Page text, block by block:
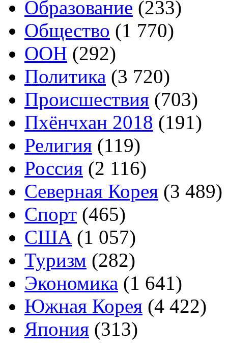
Образование (233)
Общество (1 770)
ООН (292)
Политика (3 720)
Происшествия (703)
Пхёнчхан 2018 (191)
Религия (119)
Россия (2 116)
Северная Корея (3 489)
Спорт (465)
США (1 057)
Туризм (282)
Экономика (1 641)
Южная Корея (4 422)
Япония (313)